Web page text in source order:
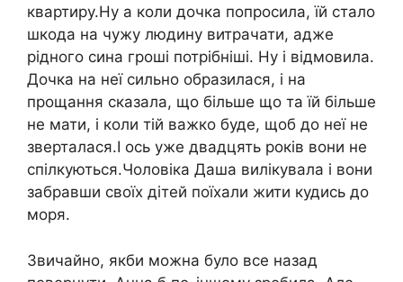
квартиру.Ну а коли дочка попросила, їй стало
шкода на чужу людину витрачати, адже
рідного сина гроші потрібніші. Ну і відмовила.
Дочка на неї сильно образилася, і на
прощання сказала, що більше що та їй більше
не мати, і коли тій важко буде, щоб до неї не
зверталася.І ось уже двадцять років вони не
спілкуються.Чоловіка Даша вилікувала і вони
забравши своїх дітей поїхали жити кудись до
моря.
Звичайно, якби можна було все назад